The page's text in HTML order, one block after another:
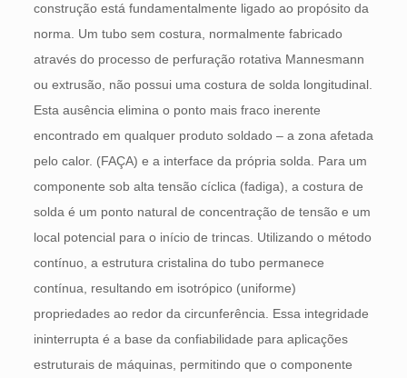
construção está fundamentalmente ligado ao propósito da
norma. Um tubo sem costura, normalmente fabricado
através do processo de perfuração rotativa Mannesmann
ou extrusão, não possui uma costura de solda longitudinal.
Esta ausência elimina o ponto mais fraco inerente
encontrado em qualquer produto soldado – a zona afetada
pelo calor. (FAÇA) e a interface da própria solda. Para um
componente sob alta tensão cíclica (fadiga), a costura de
solda é um ponto natural de concentração de tensão e um
local potencial para o início de trincas. Utilizando o método
contínuo, a estrutura cristalina do tubo permanece
contínua, resultando em isotrópico (uniforme)
propriedades ao redor da circunferência. Essa integridade
ininterrupta é a base da confiabilidade para aplicações
estruturais de máquinas, permitindo que o componente